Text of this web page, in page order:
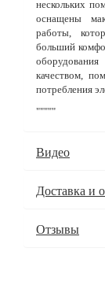
нескольких
оснащены
работы,
больший
качеством,
потребления
"""""
Видео
Доставка и
Отзывы